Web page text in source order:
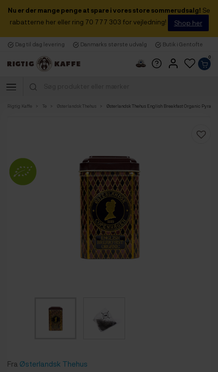
Nu er der mange penge at spare i vores store sommerudsalg! Se
rabatterne her eller ring 70 777 303 for vejledning!
Shop her
Dag til dag levering Danmarks største udvalg Butik i Gentofte
0
Rigtig Kaffe Te Østerlandsk Thehus Østerlandsk Thehus English Breakfast Organic
Fra Østerlandsk Thehus